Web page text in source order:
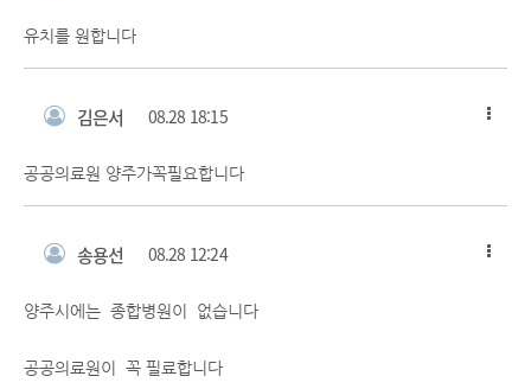
유치를 원합니다
김은서 08.28 18:15
공공의료원 양주가꼭필요합니다
송용선 08.28 12:24
양주시에는 종합병원이 없습니다
공공의료원이 꼭 필료합니다